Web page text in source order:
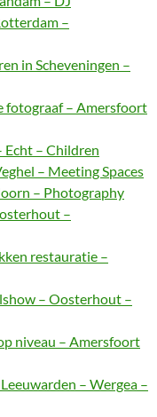
–
in Scheveningen –
fotograaf – Amersfoort
Echt – Children
– Meeting Spaces
– Photography
–
restauratie –
– Oosterhout –
niveau – Amersfoort
– Wergea –